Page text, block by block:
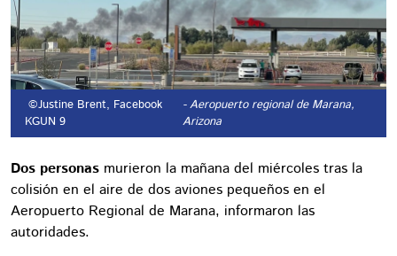
©Justine Brent, Facebook
KGUN 9
- Aeropuerto regional de Marana,
Arizona
Dos personas murieron la mañana del miércoles tras la
colisión en el aire de dos aviones pequeños en el
Aeropuerto Regional de Marana, informaron las
autoridades.